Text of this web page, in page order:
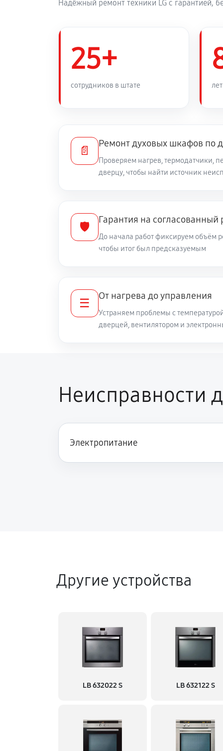
Надёжный ремонт техники LG с гарантией,
25+
сотрудников в штате
📄
Ремонт духовых шкафов по
Проверяем нагрев, термодатчики,
дверцу, чтобы найти источник
🛡️
Гарантия на согласованный
До начала работ фиксируем объём
чтобы итог был предсказуемым
☰
От нагрева до управления
Устраняем проблемы с
дверцей, вентилятором и
Неисправности
Электропитание
Другие устройства
LB 632022 S LB 632122 S